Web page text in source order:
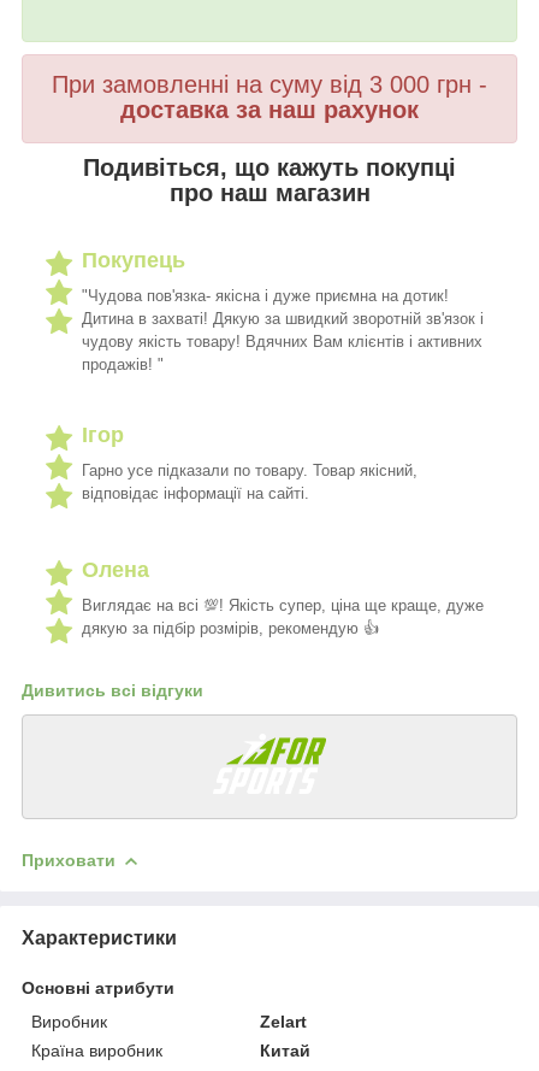
При замовленні на суму від 3 000 грн -
доставка за наш рахунок
Подивіться, що кажуть покупці
про наш магазин
Покупець
"Чудова пов'язка- якісна і дуже приємна на дотик!
Дитина в захваті! Дякую за швидкий зворотній зв'язок і
чудову якість товару! Вдячних Вам клієнтів і активних
продажів! "
Ігор
Гарно усе підказали по товару. Товар якісний,
відповідає інформації на сайті.
Олена
Виглядає на всі 💯! Якість супер, ціна ще краще, дуже
дякую за підбір розмірів, рекомендую 👍
Дивитись всі відгуки
Приховати
Характеристики
Основні атрибути
Виробник
Zelart
Країна виробник
Китай